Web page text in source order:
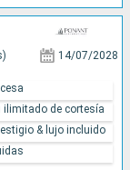
14/07/2028
ilimitado de cortesía
& lujo incluido